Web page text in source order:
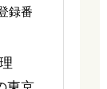
録番